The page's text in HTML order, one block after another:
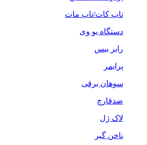
تاپ کات/تاپ مات
دستگاه یو وی
رابر بیس
پرایمر
سوهان برقی
ضدقارچ
لاک ژل
ناخن گیر